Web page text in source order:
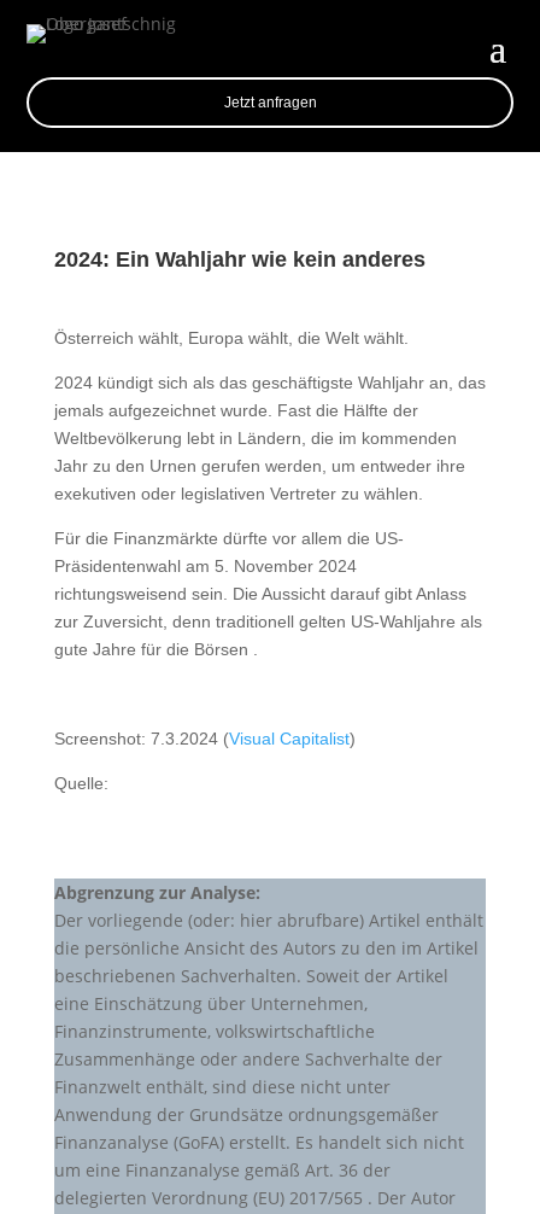
Jetzt anfragen
2024: Ein Wahljahr wie kein anderes
Österreich wählt, Europa wählt, die Welt wählt.
2024 kündigt sich als das geschäftigste Wahljahr an, das
jemals aufgezeichnet wurde. Fast die Hälfte der
Weltbevölkerung lebt in Ländern, die im kommenden
Jahr zu den Urnen gerufen werden, um entweder ihre
exekutiven oder legislativen Vertreter zu wählen.
Für die Finanzmärkte dürfte vor allem die US-
Präsidentenwahl am 5. November 2024
richtungsweisend sein. Die Aussicht darauf gibt Anlass
zur Zuversicht, denn traditionell gelten US-Wahljahre als
gute Jahre für die Börsen .
Screenshot: 7.3.2024 (Visual Capitalist)
Quelle:
Abgrenzung zur Analyse:
Der vorliegende (oder: hier abrufbare) Artikel enthält
die persönliche Ansicht des Autors zu den im Artikel
beschriebenen Sachverhalten. Soweit der Artikel
eine Einschätzung über Unternehmen,
Finanzinstrumente, volkswirtschaftliche
Zusammenhänge oder andere Sachverhalte der
Finanzwelt enthält, sind diese nicht unter
Anwendung der Grundsätze ordnungsgemäßer
Finanzanalyse (GoFA) erstellt. Es handelt sich nicht
um eine Finanzanalyse gemäß Art. 36 der
delegierten Verordnung (EU) 2017/565 . Der Autor